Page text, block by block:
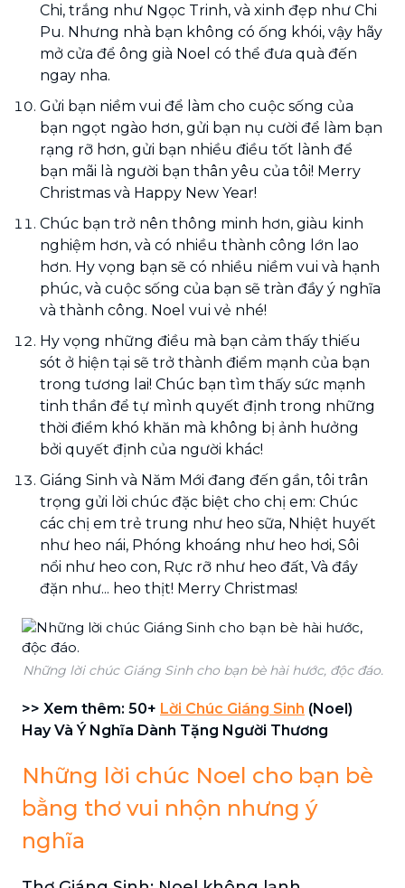
Chi, trắng như Ngọc Trinh, và xinh đẹp như Chi
Pu. Nhưng nhà bạn không có ống khói, vậy hãy
mở cửa để ông già Noel có thể đưa quà đến
ngay nha.
Gửi bạn niềm vui để làm cho cuộc sống của
bạn ngọt ngào hơn, gửi bạn nụ cười để làm bạn
rạng rỡ hơn, gửi bạn nhiều điều tốt lành để
bạn mãi là người bạn thân yêu của tôi! Merry
Christmas và Happy New Year!
Chúc bạn trở nên thông minh hơn, giàu kinh
nghiệm hơn, và có nhiều thành công lớn lao
hơn. Hy vọng bạn sẽ có nhiều niềm vui và hạnh
phúc, và cuộc sống của bạn sẽ tràn đầy ý nghĩa
và thành công. Noel vui vẻ nhé!
Hy vọng những điều mà bạn cảm thấy thiếu
sót ở hiện tại sẽ trở thành điểm mạnh của bạn
trong tương lai! Chúc bạn tìm thấy sức mạnh
tinh thần để tự mình quyết định trong những
thời điểm khó khăn mà không bị ảnh hưởng
bởi quyết định của người khác!
Giáng Sinh và Năm Mới đang đến gần, tôi trân
trọng gửi lời chúc đặc biệt cho chị em: Chúc
các chị em trẻ trung như heo sữa, Nhiệt huyết
như heo nái, Phóng khoáng như heo hơi, Sôi
nổi như heo con, Rực rỡ như heo đất, Và đầy
đặn như... heo thịt! Merry Christmas!
Những lời chúc Giáng Sinh cho bạn bè hài hước, độc đáo.
>> Xem thêm: 50+ Lời Chúc Giáng Sinh (Noel)
Hay Và Ý Nghĩa Dành Tặng Người Thương
Những lời chúc Noel cho bạn bè
bằng thơ vui nhộn nhưng ý
nghĩa